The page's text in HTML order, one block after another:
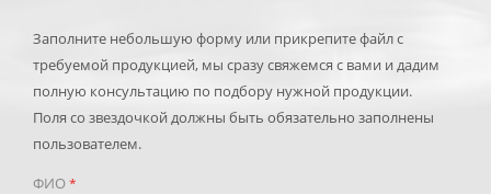
Заполните небольшую форму или прикрепите файл с
требуемой продукцией, мы сразу свяжемся с вами и дадим
полную консультацию по подбору нужной продукции.
Поля со звездочкой должны быть обязательно заполнены
пользователем.
ФИО*